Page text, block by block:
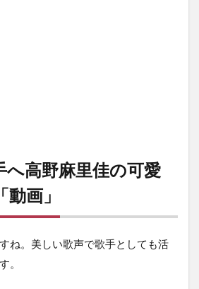
へ高野麻里佳の可愛
画」
ね。美しい歌声で歌手としても活
。